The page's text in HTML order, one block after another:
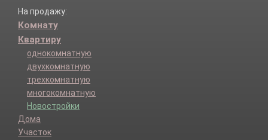
На продажу:
Комнату
Квартиру
однокомнатную
двухкомнатную
трехкомнатную
многокомнатную
Новостройки
Дома
Участок